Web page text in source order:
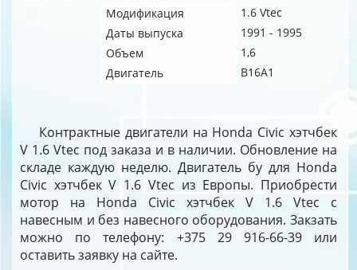
Модификация
1.6 Vtec
Даты выпуска
1991 - 1995
Объем
1,6
Двигатель
B16A1
Контрактные двигатели на Honda Civic хэтчбек
V 1.6 Vtec под заказа и в наличии. Обновление на
складе каждую неделю. Двигатель бу для Honda
Civic хэтчбек V 1.6 Vtec из Европы. Приобрести
мотор на Honda Civic хэтчбек V 1.6 Vtec с
навесным и без навесного оборудования. Закзать
можно по телефону: +375 29 916-66-39 или
оставить заявку на сайте.